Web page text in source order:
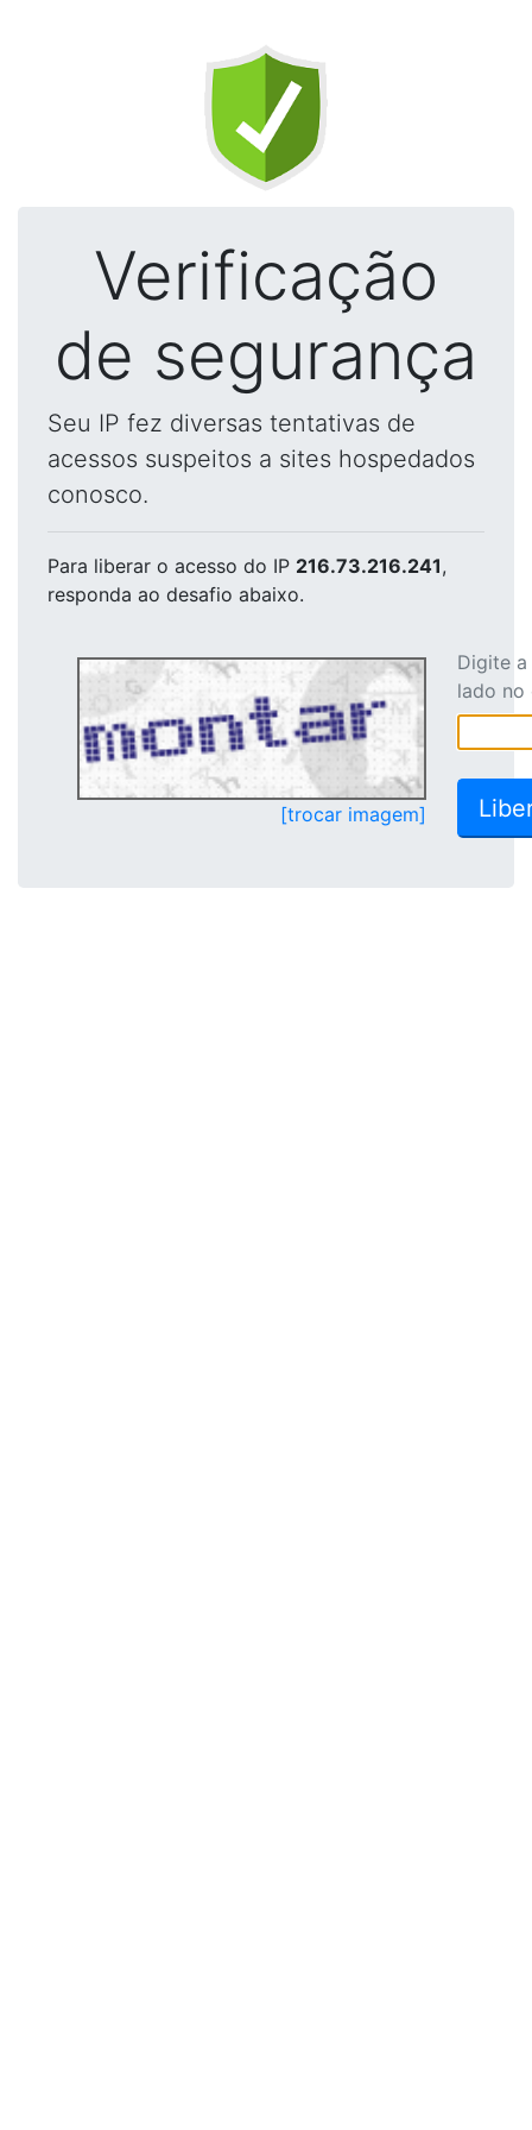
Verificação
de segurança
Seu IP fez diversas tentativas de
acessos suspeitos a sites hospedados
conosco.
Para liberar o acesso do IP 216.73.216.241,
responda ao desafio abaixo.
[trocar imagem]
Digite
lado no